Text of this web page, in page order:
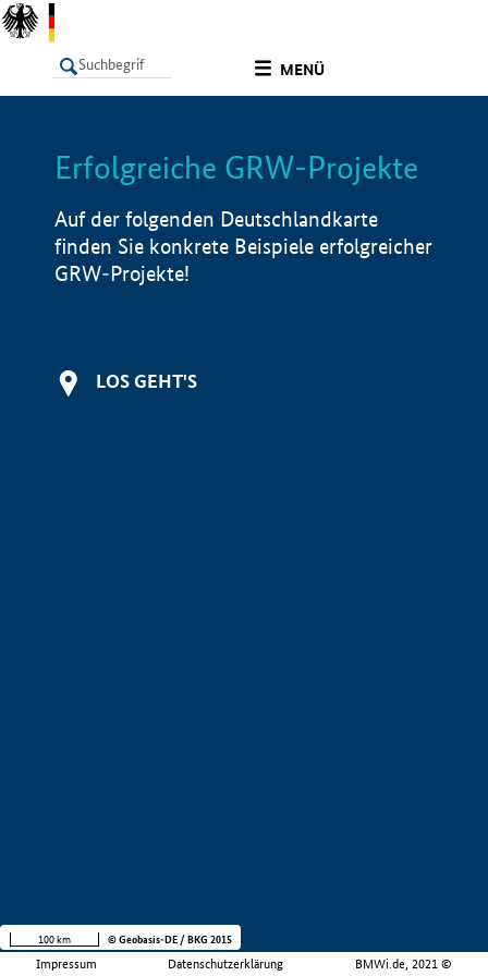
MENÜ
LISTE Info
Erfolgreiche GRW-Projekte
Auf der folgenden Deutschlandkarte
finden Sie konkrete Beispiele erfolgreicher
GRW-Projekte!
LOS GEHT'S
Impressum Datenschutzerklärung BMWi.de, 2021 ©
100 km © Geobasis-DE / BKG 2015